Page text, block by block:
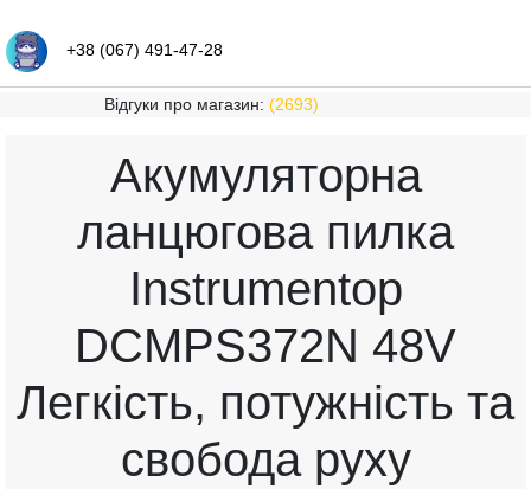
+38 (067) 491-47-28
Відгуки про магазин: (2693)
Акумуляторна
ланцюгова пилка
Instrumentop
DCMPS372N 48V
Легкість, потужність та
свобода руху